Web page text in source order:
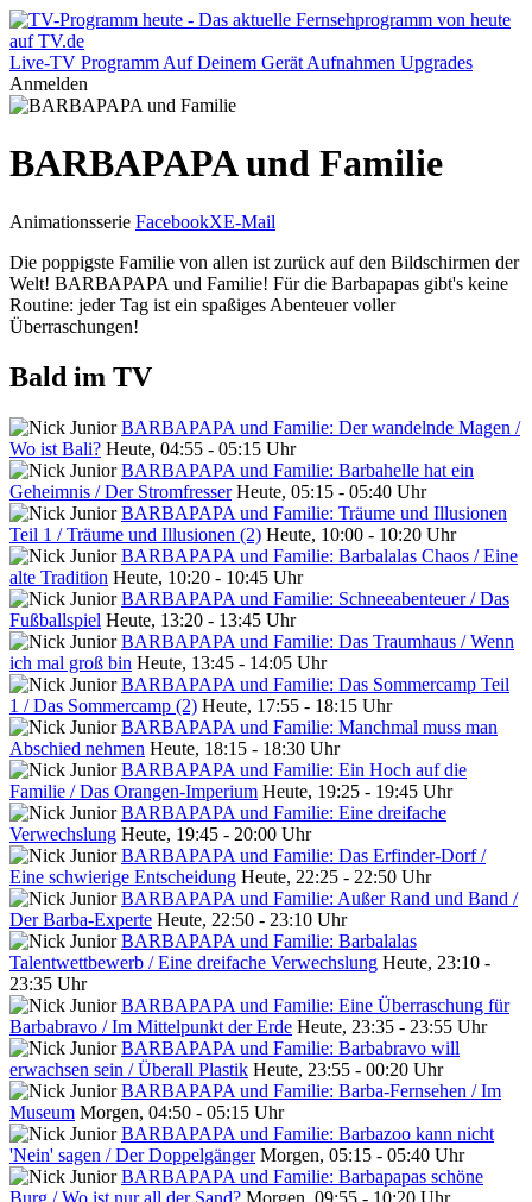
Live-TV Programm Auf Deinem Gerät Aufnahmen Upgrades
Anmelden
BARBAPAPA und Familie
Animationsserie FacebookXE-Mail
Die poppigste Familie von allen ist zurück auf den Bildschirmen der
Welt! BARBAPAPA und Familie! Für die Barbapapas gibt's keine
Routine: jeder Tag ist ein spaßiges Abenteuer voller
Überraschungen!
Bald im TV
BARBAPAPA und Familie: Der wandelnde Magen /
Wo ist Bali? Heute, 04:55 - 05:15 Uhr
BARBAPAPA und Familie: Barbahelle hat ein
Geheimnis / Der Stromfresser Heute, 05:15 - 05:40 Uhr
BARBAPAPA und Familie: Träume und Illusionen
Teil 1 / Träume und Illusionen (2) Heute, 10:00 - 10:20 Uhr
BARBAPAPA und Familie: Barbalalas Chaos / Eine
alte Tradition Heute, 10:20 - 10:45 Uhr
BARBAPAPA und Familie: Schneeabenteuer / Das
Fußballspiel Heute, 13:20 - 13:45 Uhr
BARBAPAPA und Familie: Das Traumhaus / Wenn
ich mal groß bin Heute, 13:45 - 14:05 Uhr
BARBAPAPA und Familie: Das Sommercamp Teil
1 / Das Sommercamp (2) Heute, 17:55 - 18:15 Uhr
BARBAPAPA und Familie: Manchmal muss man
Abschied nehmen Heute, 18:15 - 18:30 Uhr
BARBAPAPA und Familie: Ein Hoch auf die
Familie / Das Orangen-Imperium Heute, 19:25 - 19:45 Uhr
BARBAPAPA und Familie: Eine dreifache
Verwechslung Heute, 19:45 - 20:00 Uhr
BARBAPAPA und Familie: Das Erfinder-Dorf /
Eine schwierige Entscheidung Heute, 22:25 - 22:50 Uhr
BARBAPAPA und Familie: Außer Rand und Band /
Der Barba-Experte Heute, 22:50 - 23:10 Uhr
BARBAPAPA und Familie: Barbalalas
Talentwettbewerb / Eine dreifache Verwechslung Heute, 23:10 -
23:35 Uhr
BARBAPAPA und Familie: Eine Überraschung für
Barbabravo / Im Mittelpunkt der Erde Heute, 23:35 - 23:55 Uhr
BARBAPAPA und Familie: Barbabravo will
erwachsen sein / Überall Plastik Heute, 23:55 - 00:20 Uhr
BARBAPAPA und Familie: Barba-Fernsehen / Im
Museum Morgen, 04:50 - 05:15 Uhr
BARBAPAPA und Familie: Barbazoo kann nicht
'Nein' sagen / Der Doppelgänger Morgen, 05:15 - 05:40 Uhr
BARBAPAPA und Familie: Barbapapas schöne
Burg / Wo ist nur all der Sand? Morgen, 09:55 - 10:20 Uhr